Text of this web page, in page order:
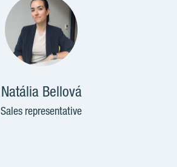
Natália Bellová
Sales representative